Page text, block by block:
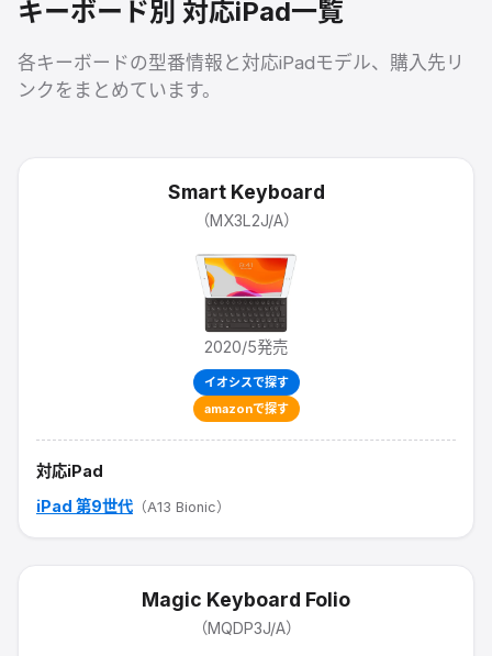
キーボード別 対応iPad一覧
各キーボードの型番情報と対応iPadモデル、購入先リ
ンクをまとめています。
Smart Keyboard
（MX3L2J/A）
2020/5発売
イオシスで探す
amazonで探す
対応iPad
iPad 第9世代 （A13 Bionic）
Magic Keyboard Folio
（MQDP3J/A）